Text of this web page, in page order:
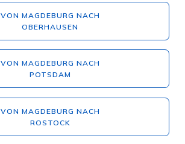
VON MAGDEBURG NACH
OBERHAUSEN
VON MAGDEBURG NACH
POTSDAM
VON MAGDEBURG NACH
ROSTOCK